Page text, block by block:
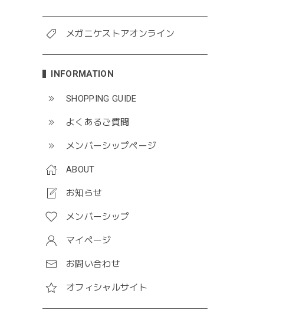
メガニケストアオンライン
INFORMATION
SHOPPING GUIDE
よくあるご質問
メンバーシップページ
ABOUT
お知らせ
メンバーシップ
マイページ
お問い合わせ
オフィシャルサイト